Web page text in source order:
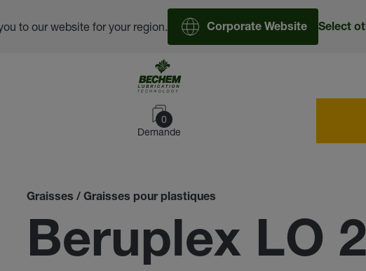
0
Demande
to our website for your region. Corporate Website Select
Graisses / Graisses pour plastiques
Beruplex LO